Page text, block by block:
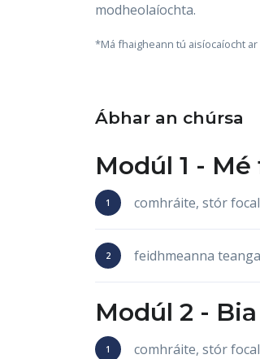
modheolaíochta.
*Má fhaigheann tú aisíocaíocht
Ábhar an chúrsa
Modúl 1 - Mé
comhráite, stór
feidhmeanna
Modúl 2 - Bia
comhráite, stór